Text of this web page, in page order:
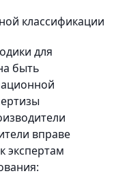
классификации
для
быть
вправе
экспертам